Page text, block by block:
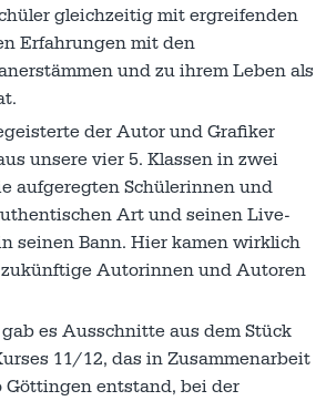
gleichzeitig mit ergreifenden
Erfahrungen mit den
und zu ihrem Leben als
der Autor und Grafiker
unsere vier 5. Klassen in zwei
aufgeregten Schülerinnen und
Art und seinen Live-
seinen Bann. Hier kamen wirklich
Autorinnen und Autoren
es Ausschnitte aus dem Stück
11/12, das in Zusammenarbeit
Göttingen entstand, bei der